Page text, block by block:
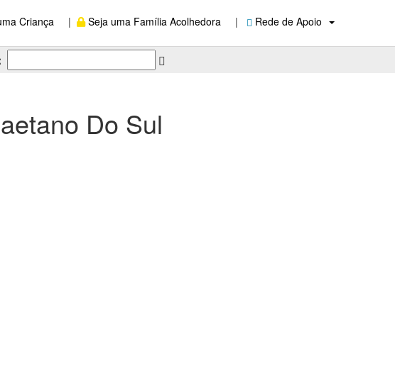
Criança | Seja uma Família Acolhedora | Rede de Apoio
Do Sul